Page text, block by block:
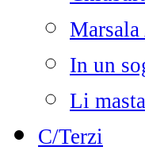
In un
Li
C/Terzi